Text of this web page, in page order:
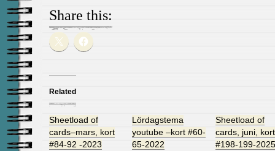
Share this:
Related
Sheetload of
cards–mars, kort
#84-92 -2023
Lördagstema
youtube –kort #60-
65-2022
Sheetload of
cards, juni, kort
#198-199-2025